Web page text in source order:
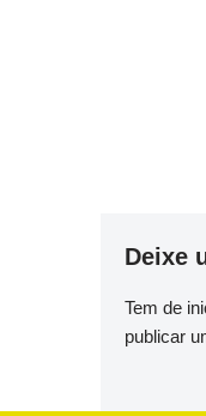
Deixe
Tem de
publicar